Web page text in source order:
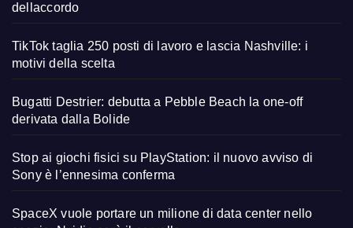
dellaccordo
TikTok taglia 250 posti di lavoro e lascia Nashville: i
motivi della scelta
Bugatti Destrier: debutta a Pebble Beach la one-off
derivata dalla Bolide
Stop ai giochi fisici su PlayStation: il nuovo avviso di
Sony è l’ennesima conferma
SpaceX vuole portare un milione di data center nello